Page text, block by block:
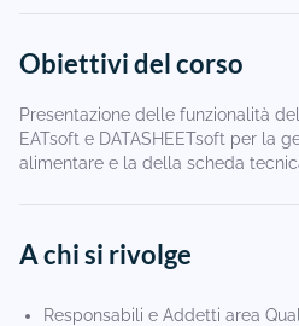
Obiettivi del corso
Presentazione delle funzionalità
EATsoft e DATASHEETsoft per la
alimentare e la della scheda
A chi si rivolge
Responsabili e Addetti area